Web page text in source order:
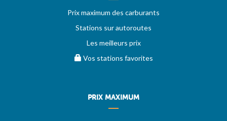
Prix maximum des carburants
Stations sur autoroutes
Les meilleurs prix
Vos stations favorites
PRIX MAXIMUM